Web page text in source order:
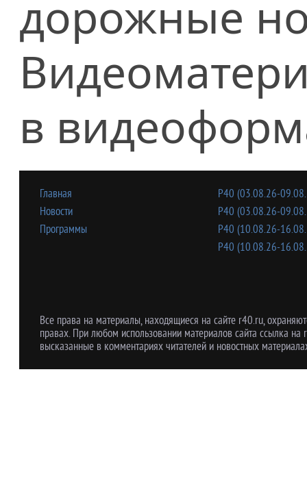
дорожные
в
Главная
Новости
Программы
Р40 (03.08.26-
Р40 (03.08.26-
Р40 (10.08.26-
Р40 (10.08.26-
Все права на материалы, находящиеся на сайте r40.ru,
правах. При любом использовании материалов сайта ссылка
высказанные в комментариях читателей и новостных